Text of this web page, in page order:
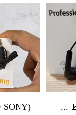
(GT-9980 SONY) ضبط صدا سونی / باتری دار 4 روز شارژ / سنسور دار / 16 گیگ